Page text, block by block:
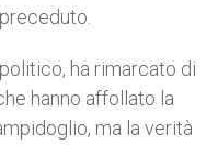
ha rimarcato di
hanno affollato la
ma la verità